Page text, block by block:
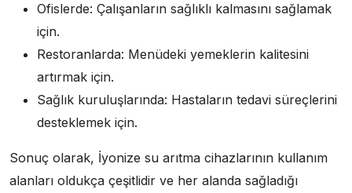
Ofislerde: Çalışanların sağlıklı kalmasını sağlamak
için.
Restoranlarda: Menüdeki yemeklerin kalitesini
artırmak için.
Sağlık kuruluşlarında: Hastaların tedavi süreçlerini
desteklemek için.
Sonuç olarak, İyonize su arıtma cihazlarının kullanım
alanları oldukça çeşitlidir ve her alanda sağladığı